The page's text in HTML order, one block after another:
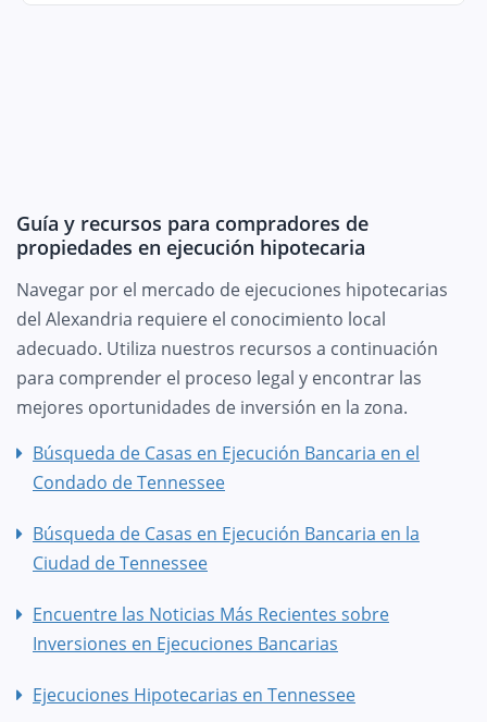
Guía y recursos para compradores de
propiedades en ejecución hipotecaria
Navegar por el mercado de ejecuciones hipotecarias
del Alexandria requiere el conocimiento local
adecuado. Utiliza nuestros recursos a continuación
para comprender el proceso legal y encontrar las
mejores oportunidades de inversión en la zona.
Búsqueda de Casas en Ejecución Bancaria en el
Condado de Tennessee
Búsqueda de Casas en Ejecución Bancaria en la
Ciudad de Tennessee
Encuentre las Noticias Más Recientes sobre
Inversiones en Ejecuciones Bancarias
Ejecuciones Hipotecarias en Tennessee